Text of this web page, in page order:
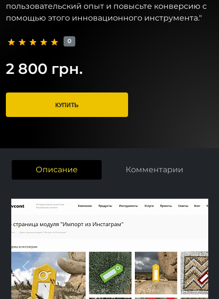
пользовательский опыт и повысьте конверсию с
помощью этого инновационного инструмента."
0
2 800 грн.
КУПИТЬ
Описание Комментарии
Previous